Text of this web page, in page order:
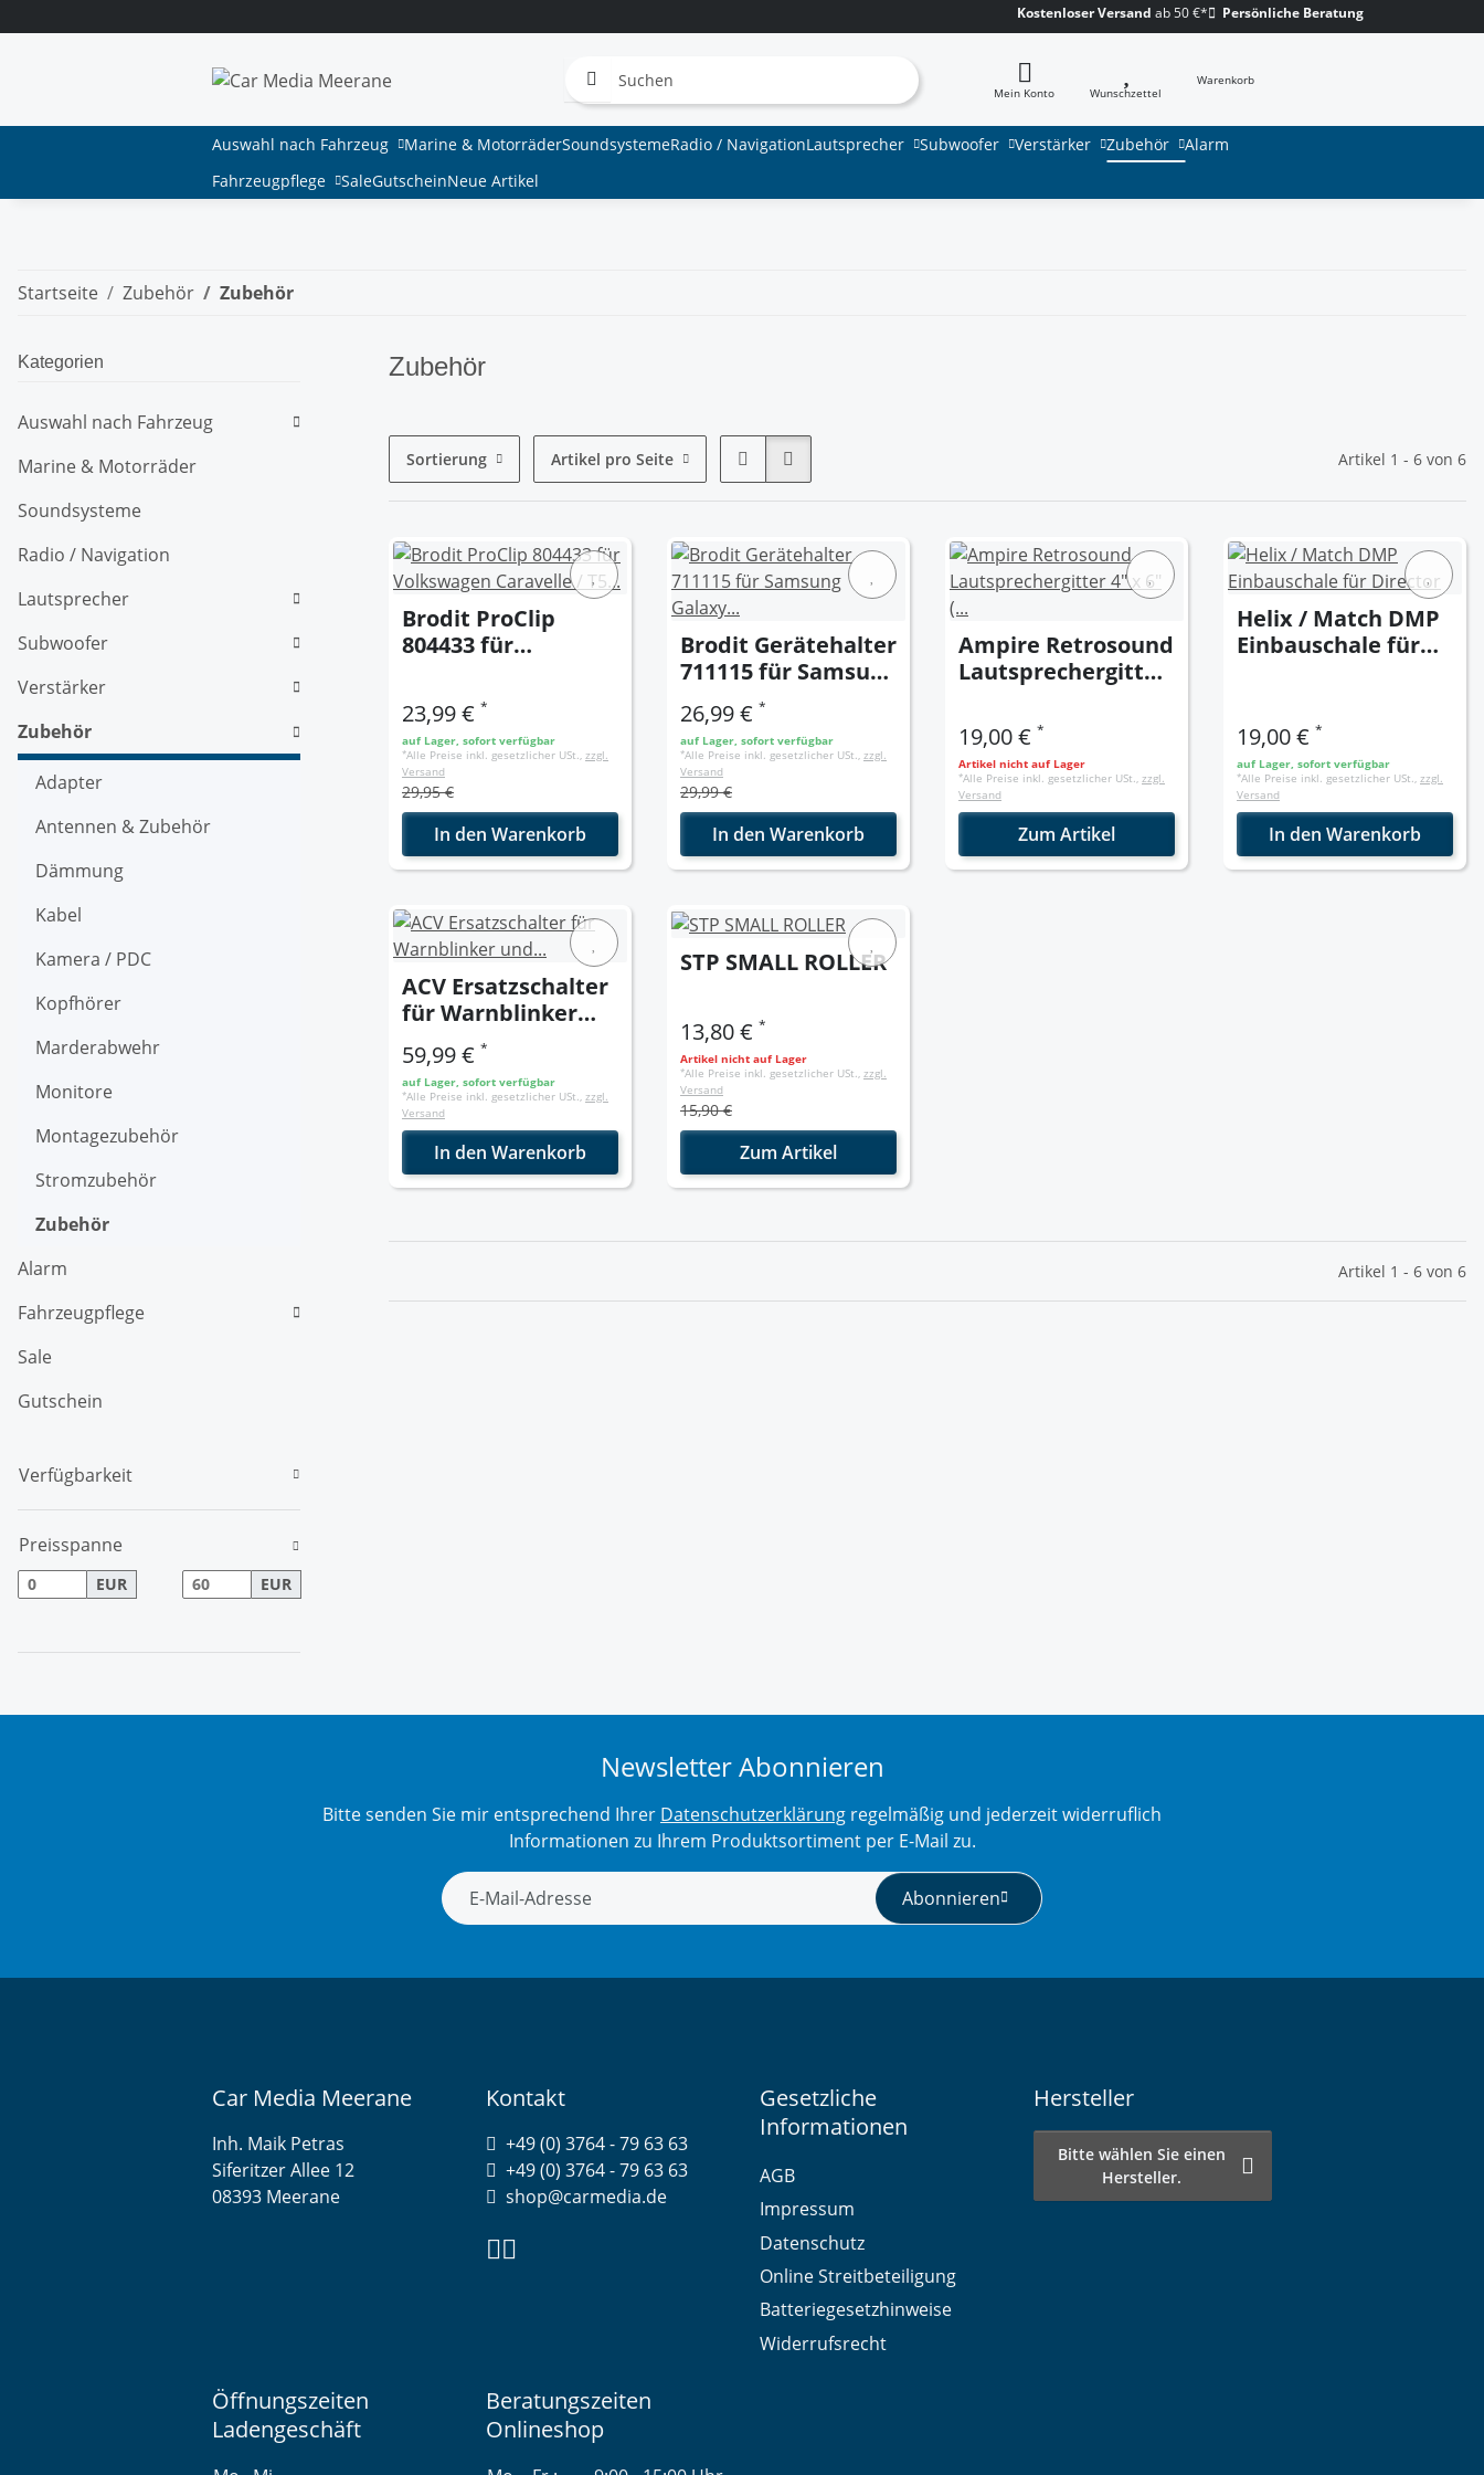
Kostenloser Versand ab 50 €* Persönliche Beratung
Mein Konto Wunschzettel
Warenkorb
Auswahl nach Fahrzeug Marine & MotorräderSoundsystemeRadio / NavigationLautsprecher Subwoofer Verstärker Zubehör
Alarm
Fahrzeugpflege
SaleGutscheinNeue Artikel
Startseite Zubehör Zubehör
Zubehör
Sortierung Artikel pro Seite Artikel 1 - 6 von 6
Brodit ProClip
804433 für
Caravelle / T5
Transporter /
Pickup B-Ware
23,99 € *
auf Lager, sofort verfügbar
*Alle Preise inkl. gesetzlicher USt., zzgl.
Versand
29,95 €
In den Warenkorb
Brodit Gerätehalter
711115 für Samsung
Galaxy S10 (passiv
mit Kugelgelenk) B-
Ware
26,99 € *
auf Lager, sofort verfügbar
*Alle Preise inkl. gesetzlicher USt., zzgl.
Versand
29,99 €
In den Warenkorb
Ampire Retrosound
Lautsprechergitter
19,00 € *
Artikel nicht auf Lager
*Alle Preise inkl. gesetzlicher USt., zzgl.
Versand
Zum Artikel
Helix / Match DMP
Einbauschale für
19,00 € *
auf Lager, sofort verfügbar
*Alle Preise inkl. gesetzlicher USt., zzgl.
Versand
In den Warenkorb
ACV Ersatzschalter
für Warnblinker
Zentralverriegelun
g
59,99 € *
auf Lager, sofort verfügbar
*Alle Preise inkl. gesetzlicher USt., zzgl.
Versand
In den Warenkorb
STP SMALL ROLLER
13,80 € *
Artikel nicht auf Lager
*Alle Preise inkl. gesetzlicher USt., zzgl.
Versand
15,90 €
Zum Artikel
Artikel 1 - 6 von 6
Kategorien
Auswahl nach Fahrzeug
Marine & Motorräder
Soundsysteme
Radio / Navigation
Lautsprecher
Subwoofer
Verstärker
Zubehör
Adapter
Antennen & Zubehör
Dämmung
Kabel
Kamera / PDC
Kopfhörer
Marderabwehr
Monitore
Montagezubehör
Stromzubehör
Zubehör
Alarm
Fahrzeugpflege
Sale
Gutschein
Verfügbarkeit
Preisspanne
EUR EUR
Newsletter Abonnieren
Bitte senden Sie mir entsprechend Ihrer Datenschutzerklärung regelmäßig und jederzeit widerruflich
Informationen zu Ihrem Produktsortiment per E-Mail zu.
Abonnieren
Car Media Meerane
Inh. Maik Petras
Siferitzer Allee 12
08393 Meerane
Kontakt
+49 (0) 3764 - 79 63 63
+49 (0) 3764 - 79 63 63
shop@carmedia.de
Gesetzliche
Informationen
AGB
Impressum
Datenschutz
Online Streitbeteiligung
Batteriegesetzhinweise
Widerrufsrecht
Hersteller
Bitte wählen Sie einen
Hersteller.
Öffnungszeiten
Ladengeschäft
Beratungszeiten
Onlineshop